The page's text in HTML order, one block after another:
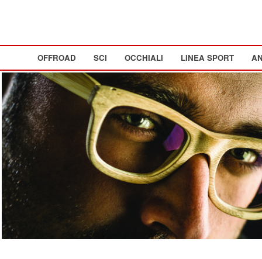
OFFROAD SCI OCCHIALI LINEA SPORT